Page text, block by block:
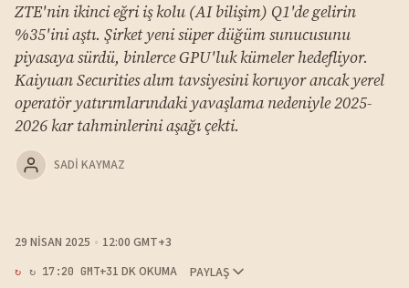
ZTE'nin ikinci eğri iş kolu (AI bilişim) Q1'de gelirin
%35'ini aştı. Şirket yeni süper düğüm sunucusunu
piyasaya sürdü, binlerce GPU'luk kümeler hedefliyor.
Kaiyuan Securities alım tavsiyesini koruyor ancak yerel
operatör yatırımlarındaki yavaşlama nedeniyle 2025-
2026 kar tahminlerini aşağı çekti.
SADI KAYMAZ
29 NISAN 2025 12:00 GMT+3
↻ 17:20 GMT+31 DK OKUMA PAYLAŞ